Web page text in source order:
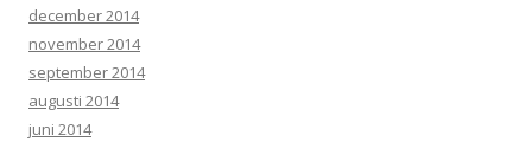
december 2014
november 2014
september 2014
augusti 2014
juni 2014